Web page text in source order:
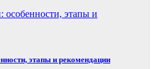
этапы и рекомендации